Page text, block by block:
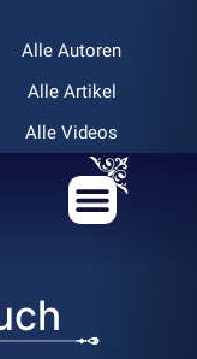
Alle Autoren
Alle Artikel
Alle Videos